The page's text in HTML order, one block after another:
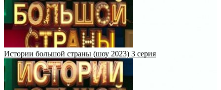
Истории большой страны (шоу 2023) 3 серия